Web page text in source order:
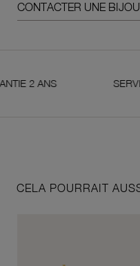
CONTACTER UNE
ANS SERVICES
CELA POURRAIT